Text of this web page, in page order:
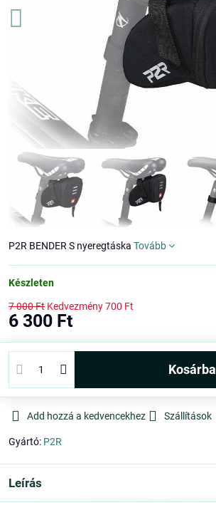
P2R BENDER S nyeregtáska Tovább
Készleten
7 000 Ft Kedvezmény700 Ft
6 300 Ft
kosárba
Add hozzá a kedvencekhez Szállítások
Gyártó: P2R
Leírás